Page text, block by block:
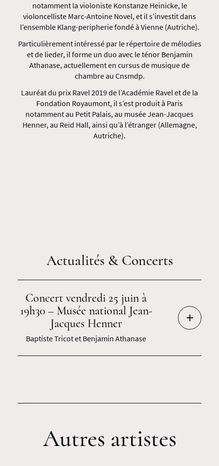
notamment la violoniste Konstanze Heinicke, le
violoncelliste Marc-Antoine Novel, et il s’investit dans
l’ensemble Klang-peripherie fondé à Vienne (Autriche).
Particulièrement intéressé par le répertoire de mélodies
et de lieder, il forme un duo avec le ténor Benjamin
Athanase, actuellement en cursus de musique de
chambre au Cnsmdp.
Lauréat du prix Ravel 2019 de l’Académie Ravel et de la
Fondation Royaumont, il s’est produit à Paris
notamment au Petit Palais, au musée Jean-Jacques
Henner, au Reid Hall, ainsi qu’à l’étranger (Allemagne,
Autriche).
Actualités & Concerts
Concert vendredi 25 juin à
19h30 – Musée national Jean-
Jacques Henner
Baptiste Tricot et Benjamin Athanase
+
Autres artistes